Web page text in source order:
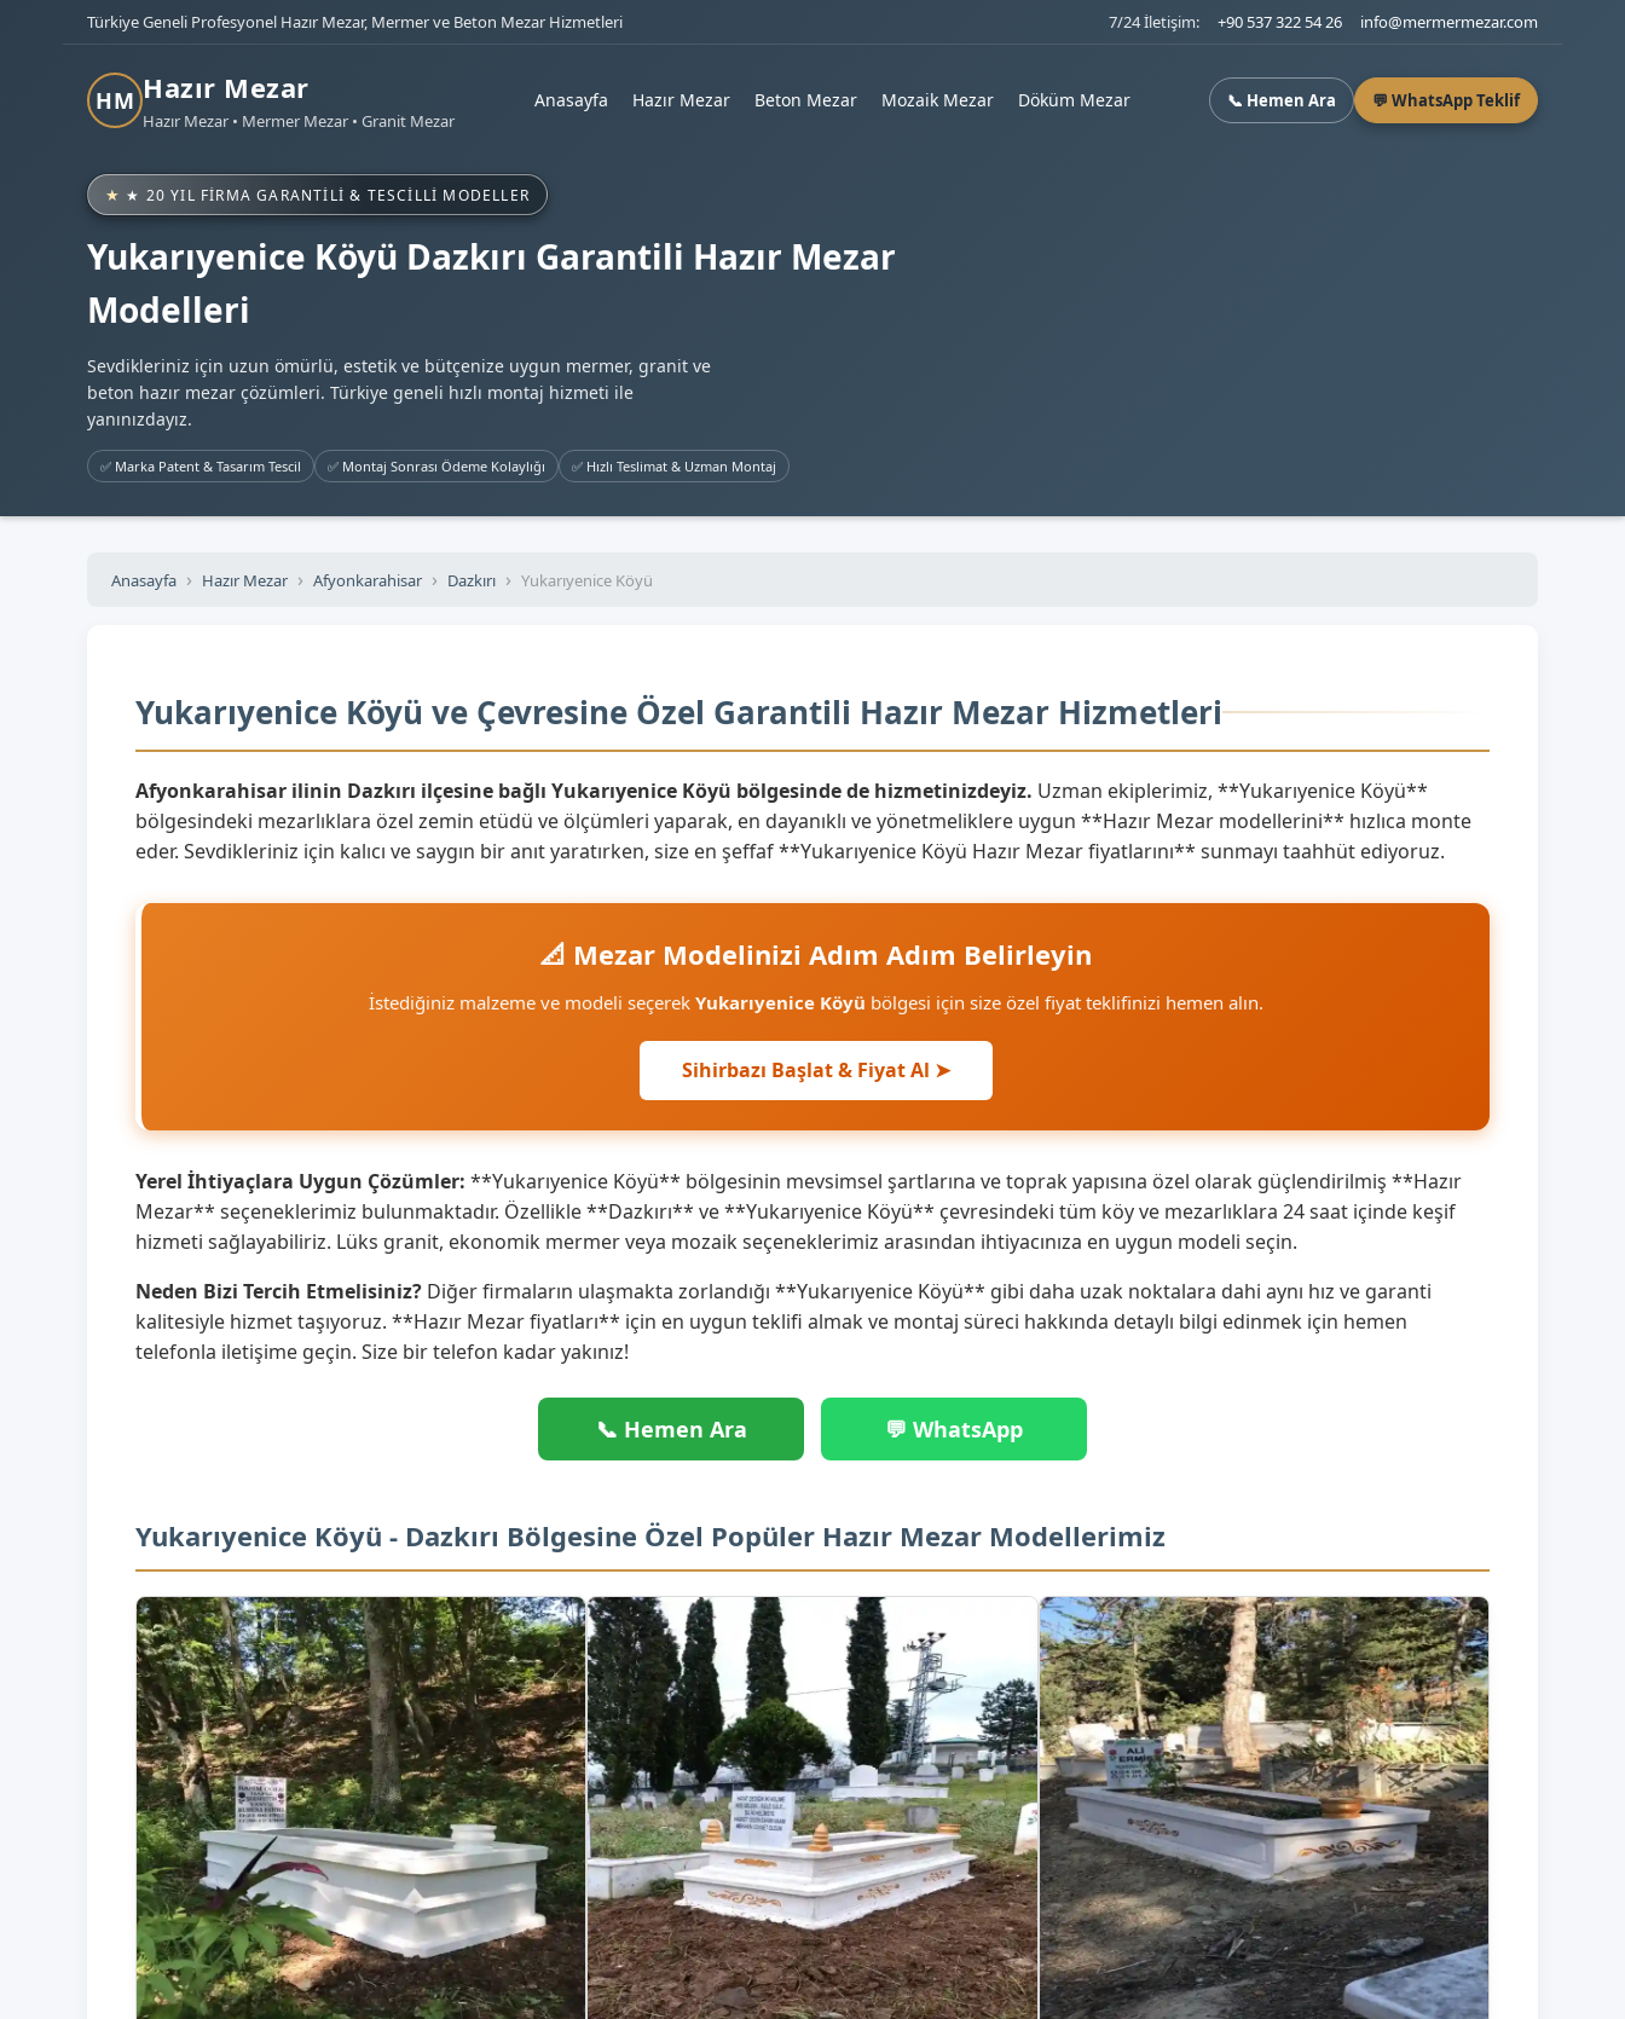
Türkiye Geneli Profesyonel Hazır Mezar, Mermer ve Beton Mezar Hizmetleri 7/24 İletişim: +90 537 322 54 26 info@mermermezar.com
HM Hazır Mezar
Hazır Mezar • Mermer Mezar • Granit Mezar
Anasayfa Hazır Mezar Beton Mezar Mozaik Mezar Döküm Mezar 📞 Hemen Ara 💬 WhatsApp Teklif
★ 20 YIL FIRMA GARANTILI & TESCILLI MODELLER
Yukarıyenice Köyü Dazkırı Garantili Hazır Mezar
Modelleri
Sevdikleriniz için uzun ömürlü, estetik ve bütçenize uygun mermer, granit ve
beton hazır mezar çözümleri. Türkiye geneli hızlı montaj hizmeti ile
yanınızdayız.
✅ Marka Patent & Tasarım Tescil ✅ Montaj Sonrası Ödeme Kolaylığı ✅ Hızlı Teslimat & Uzman Montaj
Anasayfa Hazır Mezar Afyonkarahisar Dazkırı Yukarıyenice Köyü
Yukarıyenice Köyü ve Çevresine Özel Garantili Hazır Mezar Hizmetleri
Afyonkarahisar ilinin Dazkırı ilçesine bağlı Yukarıyenice Köyü bölgesinde de hizmetinizdeyiz. Uzman ekiplerimiz, **Yukarıyenice Köyü**
bölgesindeki mezarlıklara özel zemin etüdü ve ölçümleri yaparak, en dayanıklı ve yönetmeliklere uygun **Hazır Mezar modellerini** hızlıca monte
eder. Sevdikleriniz için kalıcı ve saygın bir anıt yaratırken, size en şeffaf **Yukarıyenice Köyü Hazır Mezar fiyatlarını** sunmayı taahhüt ediyoruz.
📐 Mezar Modelinizi Adım Adım Belirleyin
İstediğiniz malzeme ve modeli seçerek Yukarıyenice Köyü bölgesi için size özel fiyat teklifinizi hemen alın.
Sihirbazı Başlat & Fiyat Al ➤
Yerel İhtiyaçlara Uygun Çözümler: **Yukarıyenice Köyü** bölgesinin mevsimsel şartlarına ve toprak yapısına özel olarak güçlendirilmiş **Hazır
Mezar** seçeneklerimiz bulunmaktadır. Özellikle **Dazkırı** ve **Yukarıyenice Köyü** çevresindeki tüm köy ve mezarlıklara 24 saat içinde keşif
hizmeti sağlayabiliriz. Lüks granit, ekonomik mermer veya mozaik seçeneklerimiz arasından ihtiyacınıza en uygun modeli seçin.
Neden Bizi Tercih Etmelisiniz? Diğer firmaların ulaşmakta zorlandığı **Yukarıyenice Köyü** gibi daha uzak noktalara dahi aynı hız ve garanti
kalitesiyle hizmet taşıyoruz. **Hazır Mezar fiyatları** için en uygun teklifi almak ve montaj süreci hakkında detaylı bilgi edinmek için hemen
telefonla iletişime geçin. Size bir telefon kadar yakınız!
📞 Hemen Ara 💬 WhatsApp
Yukarıyenice Köyü - Dazkırı Bölgesine Özel Popüler Hazır Mezar Modellerimiz